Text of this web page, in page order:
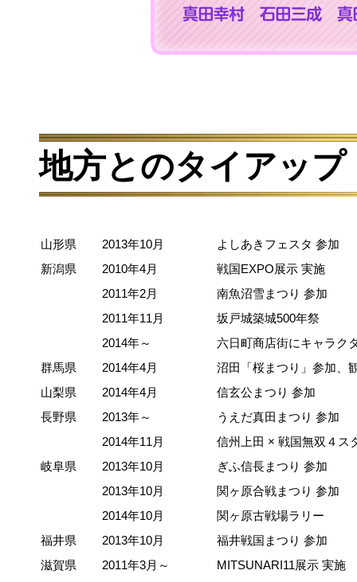
地方とのタイアップ
山形県 2013年10月
よしあきフェスタ 参加
新潟県
2010年4月
戦国EXPO展示 実施
2011年2月
南魚沼雪まつり 参加
2011年11月
坂戸城築城500年祭
2014年～
六日町商店街にキャラク
群馬県
2014年4月
沼田「桜まつり」参加、
山梨県
2014年4月
信玄公まつり 参加
長野県
2013年～
うえだ真田まつり 参加
2014年11月
信州上田 × 戦国無双４ス
岐阜県
2013年10月
ぎふ信長まつり 参加
2013年10月
関ヶ原合戦まつり 参加
2014年10月
関ヶ原古戦場ラリー
福井県
2013年10月
福井戦国まつり 参加
滋賀県
2011年3月～
MITSUNARI11展示 実施